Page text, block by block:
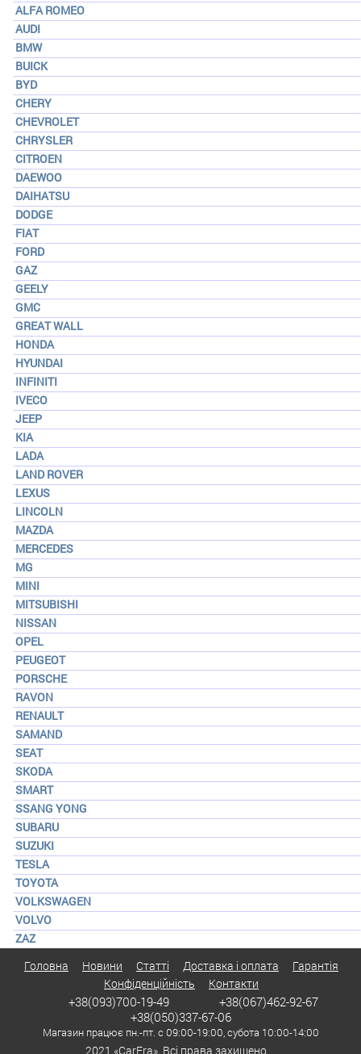
ALFA ROMEO
AUDI
BMW
BUICK
BYD
CHERY
CHEVROLET
CHRYSLER
CITROEN
DAEWOO
DAIHATSU
DODGE
FIAT
FORD
GAZ
GEELY
GMC
GREAT WALL
HONDA
HYUNDAI
INFINITI
IVECO
JEEP
KIA
LADA
LAND ROVER
LEXUS
LINCOLN
MAZDA
MERCEDES
MG
MINI
MITSUBISHI
NISSAN
OPEL
PEUGEOT
PORSCHE
RAVON
RENAULT
SAMAND
SEAT
SKODA
SMART
SSANG YONG
SUBARU
SUZUKI
TESLA
TOYOTA
VOLKSWAGEN
VOLVO
ZAZ
Головна Новини Статті Доставка і оплата
Гарантія
Конфіденційність
Контакти
+38(093)700-19-49
+38(067)462-92-67
+38(050)337-67-06
Магазин працює пн.-пт. с 09:00-19:00, субота 10:00-14:00
2021 «CarEra». Всі права захищено.